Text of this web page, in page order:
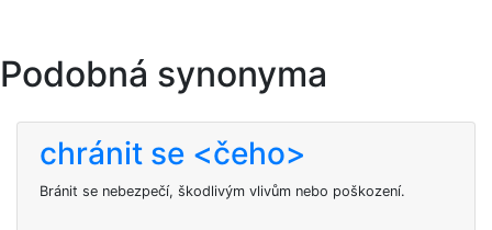
Podobná synonyma
chránit se <čeho>
Bránit se nebezpečí, škodlivým vlivům nebo poškození.